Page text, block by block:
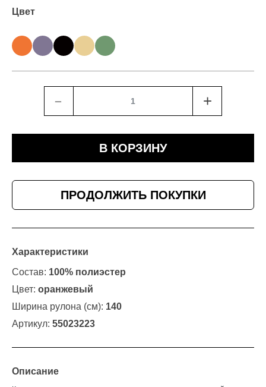
Цвет
﹣ +
В КОРЗИНУ
ПРОДОЛЖИТЬ ПОКУПКИ
Характеристики
Состав: 100% полиэстер
Цвет: оранжевый
Ширина рулона (см): 140
Артикул: 55023223
Описание